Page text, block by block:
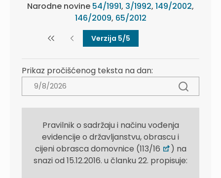
Narodne novine 54/1991, 3/1992, 149/2002,
146/2009, 65/2012
Verzija 5/5
Prikaz pročišćenog teksta na dan:
Pravilnik o sadržaju i načinu vođenja
evidencije o državljanstvu, obrascu i
cijeni obrasca domovnice (113/16
) na
snazi od 15.12.2016. u članku 22. propisuje: